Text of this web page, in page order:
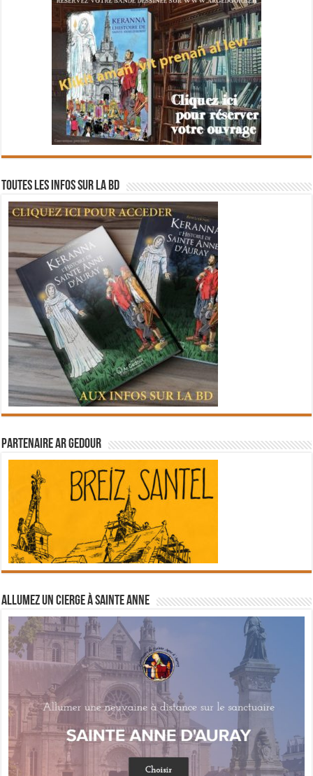
Toutes les infos sur la BD
Partenaire Ar Gedour
Allumez un cierge à Sainte Anne